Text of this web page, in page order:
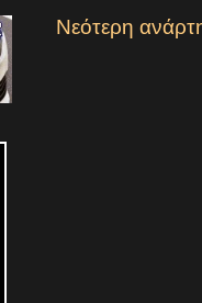
Νεότερη